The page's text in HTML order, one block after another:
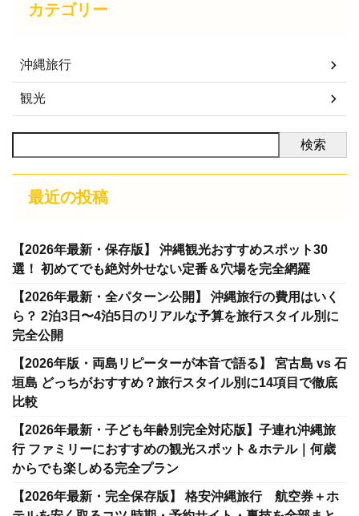
カテゴリー
沖縄旅行
観光
検索
最近の投稿
【2026年最新・保存版】 沖縄観光おすすめスポット30
選！ 初めてでも絶対外せない定番＆穴場を完全網羅
【2026年最新・全パターン公開】 沖縄旅行の費用はいく
ら？ 2泊3日〜4泊5日のリアルな予算を旅行スタイル別に
完全公開
【2026年版・両島リピーターが本音で語る】 宮古島 vs 石
垣島 どっちがおすすめ？旅行スタイル別に14項目で徹底
比較
【2026年最新・子ども年齢別完全対応版】子連れ沖縄旅
行 ファミリーにおすすめの観光スポット＆ホテル｜何歳
からでも楽しめる完全プラン
【2026年最新・完全保存版】 格安沖縄旅行 航空券＋ホ